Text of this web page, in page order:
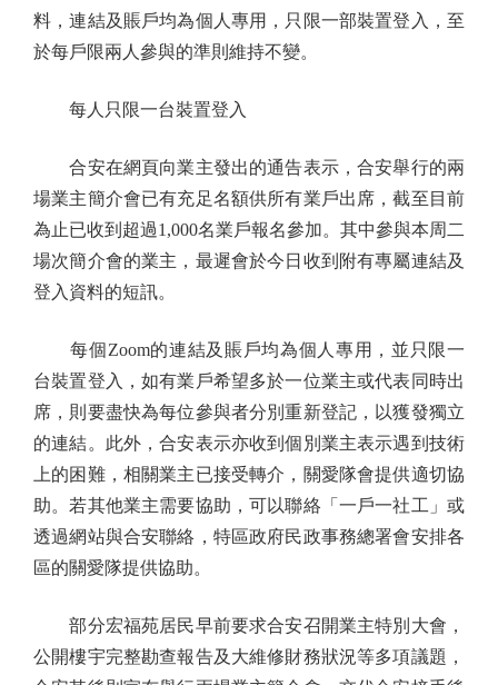
料，連結及賬戶均為個人專用，只限一部裝置登入，至
於每戶限兩人參與的準則維持不變。
每人只限一台裝置登入
合安在網頁向業主發出的通告表示，合安舉行的兩
場業主簡介會已有充足名額供所有業戶出席，截至目前
為止已收到超過1,000名業戶報名參加。其中參與本周二
場次簡介會的業主，最遲會於今日收到附有專屬連結及
登入資料的短訊。
每個Zoom的連結及賬戶均為個人專用，並只限一
台裝置登入，如有業戶希望多於一位業主或代表同時出
席，則要盡快為每位參與者分別重新登記，以獲發獨立
的連結。此外，合安表示亦收到個別業主表示遇到技術
上的困難，相關業主已接受轉介，關愛隊會提供適切協
助。若其他業主需要協助，可以聯絡「一戶一社工」或
透過網站與合安聯絡，特區政府民政事務總署會安排各
區的關愛隊提供協助。
部分宏福苑居民早前要求合安召開業主特別大會，
公開樓宇完整勘查報告及大維修財務狀況等多項議題，